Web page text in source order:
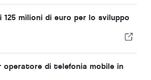
milioni di euro per lo sviluppo
operatore di telefonia mobile in